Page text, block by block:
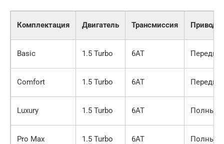
Комплектация Двигатель Трансмиссия Привод
Basic 1.5 Turbo 6AT
Comfort 1.5 Turbo 6AT
Luxury 1.5 Turbo 6AT Полный
Pro Max 1.5 Turbo 6AT Полный